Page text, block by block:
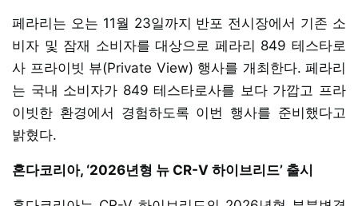
페라리는 오는 11월 23일까지 반포 전시장에서 기존 소
비자 및 잠재 소비자를 대상으로 페라리 849 테스타로
사 프라이빗 뷰(Private View) 행사를 개최한다. 페라리
는 국내 소비자가 849 테스타로사를 보다 가깝고 프라
이빗한 환경에서 경험하도록 이번 행사를 준비했다고
밝혔다.
혼다코리아, ‘2026년형 뉴 CR-V 하이브리드’ 출시